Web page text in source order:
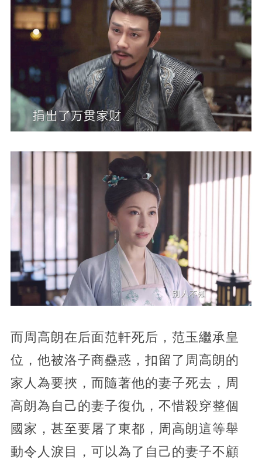
而周高朗在后面范軒死后，范玉繼承皇
位，他被洛子商蠱惑，扣留了周高朗的
家人為要挾，而隨著他的妻子死去，周
高朗為自己的妻子復仇，不惜殺穿整個
國家，甚至要屠了東都，周高朗這等舉
動令人淚目，可以為了自己的妻子不顧